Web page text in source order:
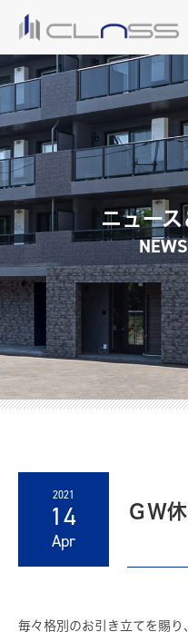
ニュー
2021
14
Apr
ＧＷ
毎々格別のお引き立てを賜り